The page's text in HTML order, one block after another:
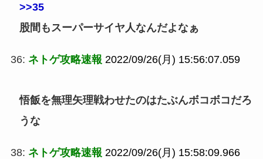
>>35
股間もスーパーサイヤ人なんだよなぁ
36: ネトゲ攻略速報 2022/09/26(月) 15:56:07.059
悟飯を無理矢理戦わせたのはたぶんボコボコだろ
うな
38: ネトゲ攻略速報 2022/09/26(月) 15:58:09.966